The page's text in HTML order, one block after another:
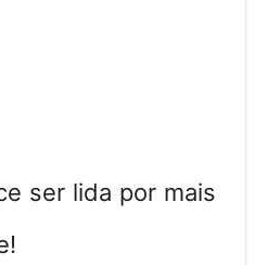
ser lida por mais